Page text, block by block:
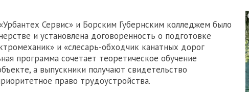
Сервис» и Борским Губернским колледжем было
и установлена договоренность о подготовке
и «слесарь-обходчик канатных дорог
программа сочетает теоретическое обучение
а выпускники получают свидетельство
право трудоустройства.